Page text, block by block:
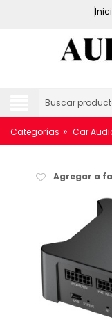
Categorías » Car
Agregar a